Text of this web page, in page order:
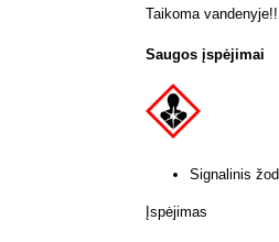
Taikoma
Saugos įspėjimai
Signalinis
Įspėjimas